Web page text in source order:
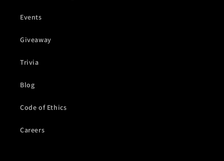
Events
Giveaway
Trivia
Blog
Code of Ethics
Careers